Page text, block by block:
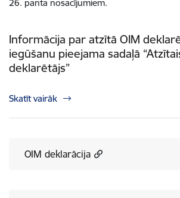
26. panta nosacījumiem.
Informācija par atzītā OIM
iegūšanu pieejama sadaļā
deklarētājs”
Skatīt vairāk
OIM deklarācija